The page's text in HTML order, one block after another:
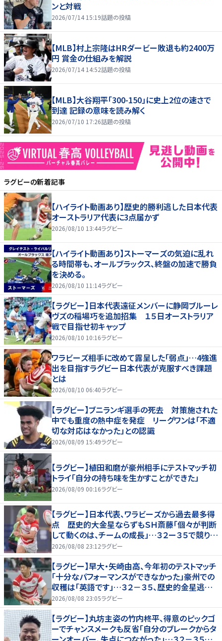
ンと対戦
2026/07/14 15:19話題の投稿
【MLB】村上宗隆はHRダービー敗退も約2400万
円 賞金の仕組みを解説
2026/07/14 14:52話題の投稿
【MLB】大谷翔平「300-150」に史上2位の速さで
到達 記録の意味を読み解く
2026/07/10 17:26話題の投稿
ラグビーの新着記事
【ハイライト動画あり】歴史的勝利逃した日本代表
オーストラリア代表に3点届かず
2026/08/10 13:44ラグビー
【ハイライト動画あり】ストーマーズの気迫に乱れ
る時間帯も、オールブラックス、終盤の加速で勝負
を決める。
2026/08/10 11:14ラグビー
【ラグビー】日本代表遠征メンバーに静岡ブルーレ
ヴズの稲場巧を追加招集 １５日オーストラリア
戦で目指せ初キャップ
2026/08/10 10:16ラグビー
ワラビーズ相手に改めて露呈した「弱点」…4強進
出を目指すラグビー日本代表が克服すべき課題
とは
2026/08/10 06:40ラグビー
【ラグビー】ブニランギ選手の死去 対策施された
中でも重度の熱中症を発症 リーグワンは「不適
切な対応はなかった」との認識
2026/08/09 15:49ラグビー
【ラグビー】植田和磨が豪州相手にテストマッチ初
トライ「自分の持ち味を生かすことができた」
2026/08/09 00:16ラグビー
【ラグビー】日本代表、ワラビーズから過去最多得
点 歴史的大金星ならずもＳＨ斎藤「個々が判断
して動くのは、チームの成長」…３２ー３５で競り負
ける
2026/08/08 23:12ラグビー
【ラグビー】早大・矢崎由高、今年初のテストマッチ
「十分なパフォーマンスができなかった」豪州での
収穫は「英語です」…３２－３５、歴史的金星逃し
たオーストラリア代表戦はＷＴＢで途中出場
2026/08/08 23:05ラグビー
【ラグビー】丸坊主姿の竹内柊平、得意のピックゴ
ーでチャンスメークも反省「自分のブレークからタ